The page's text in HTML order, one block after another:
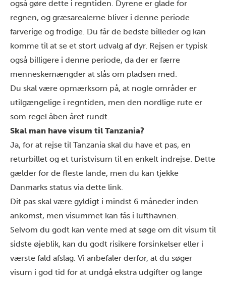
også gøre dette i regntiden. Dyrene er glade for
regnen, og græsarealerne bliver i denne periode
farverige og frodige. Du får de bedste billeder og kan
komme til at se et stort udvalg af dyr. Rejsen er typisk
også billigere i denne periode, da der er færre
menneskemængder at slås om pladsen med.
Du skal være opmærksom på, at nogle områder er
utilgængelige i regntiden, men den nordlige rute er
som regel åben året rundt.
Skal man have visum til Tanzania?
Ja, for at rejse til Tanzania skal du have et pas, en
returbillet og et turistvisum til en enkelt indrejse. Dette
gælder for de fleste lande, men du kan tjekke
Danmarks status via dette link.
Dit pas skal være gyldigt i mindst 6 måneder inden
ankomst, men visummet kan fås i lufthavnen.
Selvom du godt kan vente med at søge om dit visum til
sidste øjeblik, kan du godt risikere forsinkelser eller i
værste fald afslag. Vi anbefaler derfor, at du søger
visum i god tid for at undgå ekstra udgifter og lange